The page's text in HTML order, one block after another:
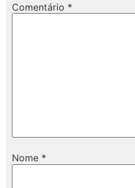
Comentário *
Nome *